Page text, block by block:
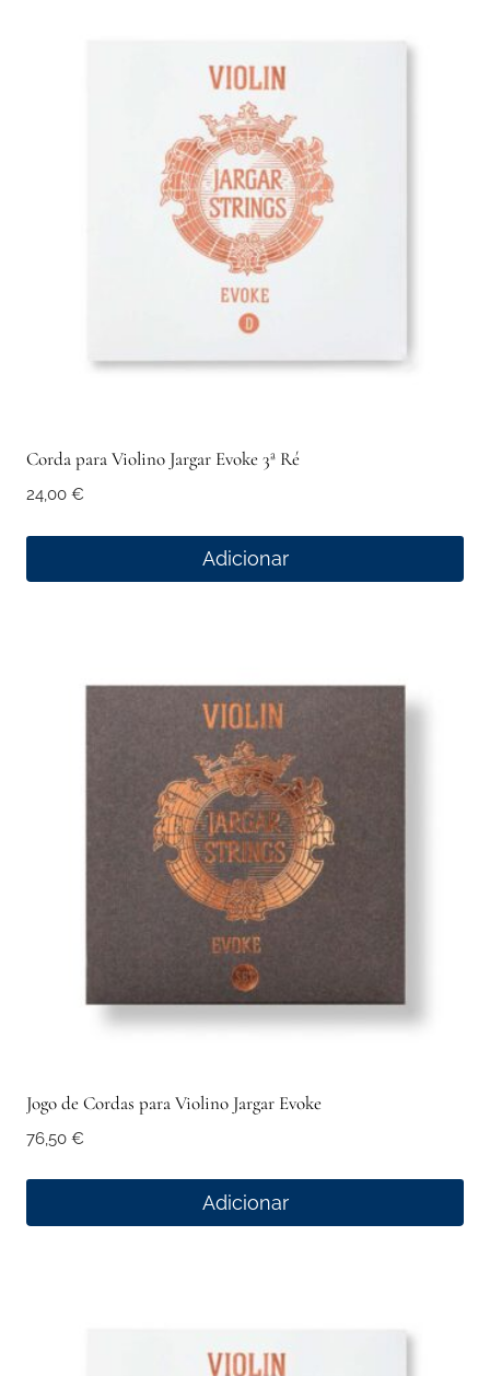
Corda para Violino Jargar Evoke 3ª Ré
24,00 €
Adicionar
Jogo de Cordas para Violino Jargar Evoke
76,50 €
Adicionar